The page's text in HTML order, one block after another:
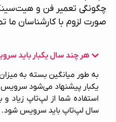
چگونگی تعمیر فن و
صورت لزوم با کارشناسان ما
هر چند سال یکبار باید
به طور میانگین بسته به
یکبار پیشنهاد می‌شود سرویس
استفاده شما از لپ‌تاپ زیاد
سال لپ‌تاپ باید سرویس شود.